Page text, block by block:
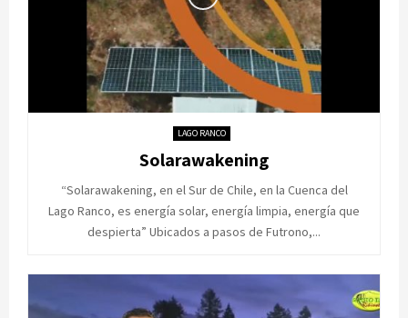
LAGO RANCO
Solarawakening
“Solarawakening, en el Sur de Chile, en la Cuenca del
Lago Ranco, es energía solar, energía limpia, energía que
despierta” Ubicados a pasos de Futrono,...